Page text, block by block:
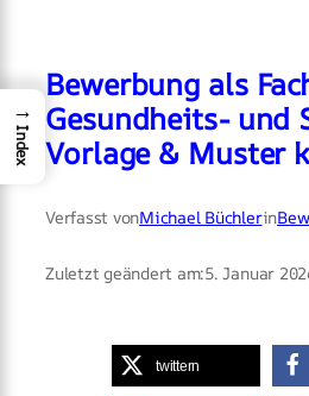
Bewerbung als
Gesundheits- und
Vorlage & Muster
Verfasst vonMichael Büchlerin
Zuletzt geändert am:5. Januar
twittern
→
Index